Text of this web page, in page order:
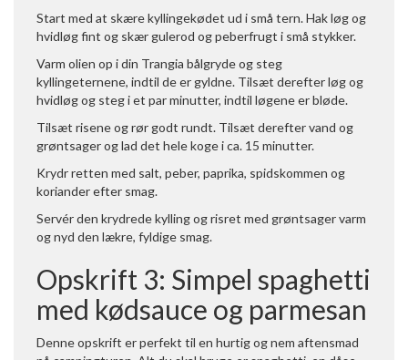
Start med at skære kyllingekødet ud i små tern. Hak løg og
hvidløg fint og skær gulerod og peberfrugt i små stykker.
Varm olien op i din Trangia bålgryde og steg
kyllingeternene, indtil de er gyldne. Tilsæt derefter løg og
hvidløg og steg i et par minutter, indtil løgene er bløde.
Tilsæt risene og rør godt rundt. Tilsæt derefter vand og
grøntsager og lad det hele koge i ca. 15 minutter.
Krydr retten med salt, peber, paprika, spidskommen og
koriander efter smag.
Servér den krydrede kylling og risret med grøntsager varm
og nyd den lækre, fyldige smag.
Opskrift 3: Simpel spaghetti
med kødsauce og parmesan
Denne opskrift er perfekt til en hurtig og nem aftensmad